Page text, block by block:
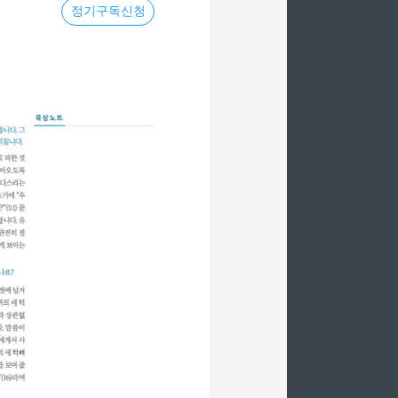
정기구독신청